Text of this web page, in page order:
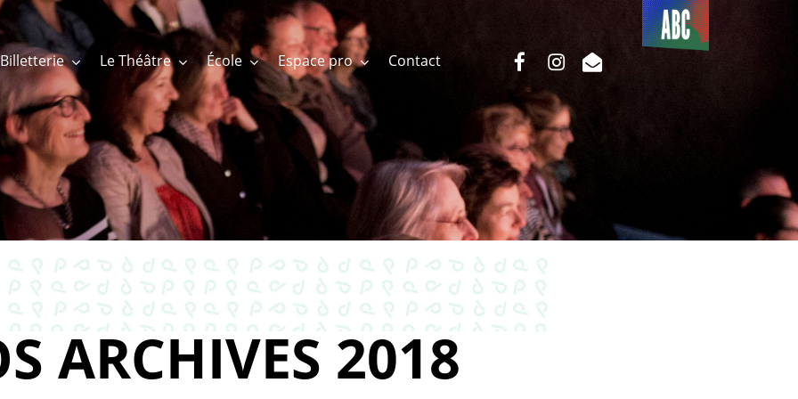
Billetterie Le Théâtre École Espace pro Contact
Du côté
de l’ABC
facebookinstagram
email
ARCHIVES 2018